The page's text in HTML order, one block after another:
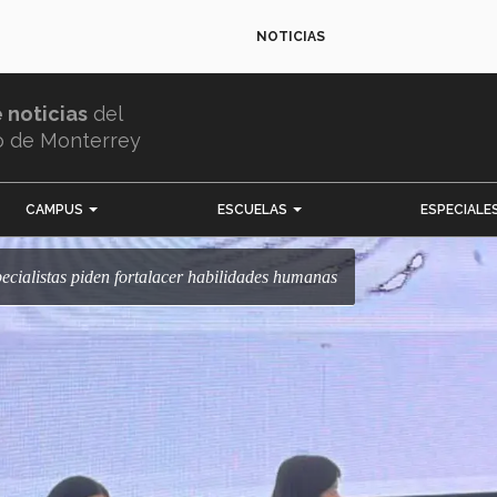
NOTICIAS
noticias del
de Monterrey
CAMPUS ESCUELAS
piden fortalacer habilidades humanas